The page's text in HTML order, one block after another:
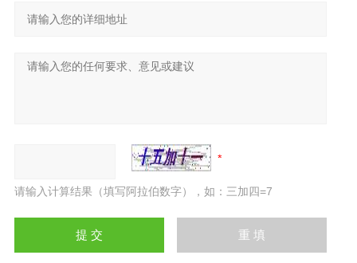
请输入计算结果（填写阿拉伯数字），如：三加四=7